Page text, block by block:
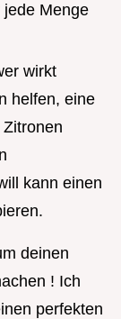
Menge
wirkt
helfen, eine
Zitronen
kann einen
deinen
! Ich
perfekten